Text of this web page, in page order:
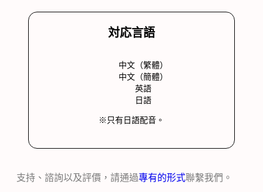
対応言語
中文（繁體）
中文（簡體）
英語
日語
※只有日語配音。
支持、諮詢以及評價，請通過專有的形式聯繫我們。